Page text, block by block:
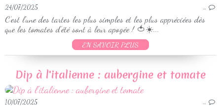
24/07/2025 …
C’est l’une des tartes les plus simples et les plus appréciées dès
que les tomates d’été sont à leur apogée ! 🍅☀️...
EN SAVOIR PLUS
Dip à l'italienne : aubergine et tomate
10/07/2025 …